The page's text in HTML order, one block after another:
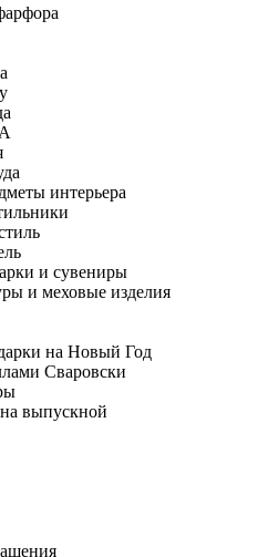
интерьера
и сувениры
и меховые изделия
на Новый Год
Сваровски
выпускной